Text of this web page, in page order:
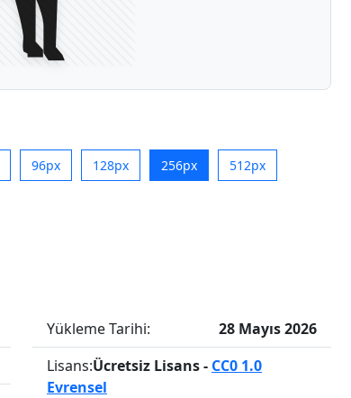
96px 128px 256px 512px
Yükleme Tarihi:
28 Mayıs 2026
Lisans:Ücretsiz Lisans - CC0 1.0
Evrensel